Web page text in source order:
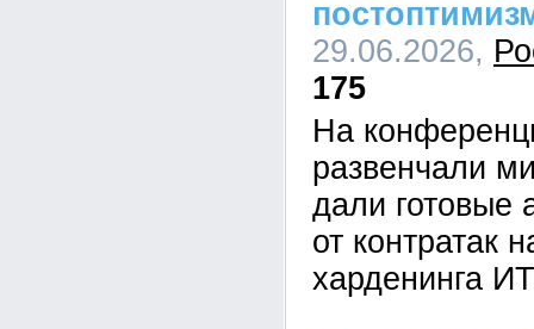
29.06.2026,
175
На
развенчали
дали готовые
от контратак
харденинга